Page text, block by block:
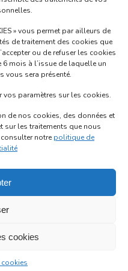
» vous permet par ailleurs de
de traitement des cookies que
ou de refuser les cookies
6 mois à l’issue de laquelle un
vous sera présenté.
paramètres sur les cookies.
de nos cookies, des données et
les traitements que nous
notre politique de
cookies
- FRANCE
70 70
Auto
Auto.